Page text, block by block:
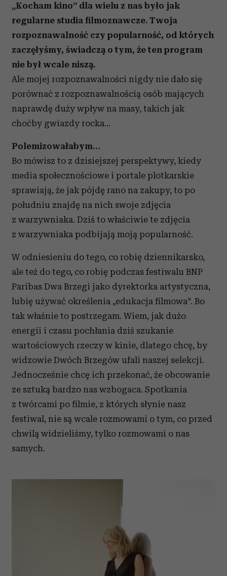
„Kocham kino” dla wielu z nas było jak
regularne studia filmoznawcze. Twoja
rozpoznawalność czy popularność, od których
zaczęłyśmy, świadczą o tym, że ten program
nie był wcale niszą.
Ale mojej rozpoznawalności nigdy nie dało się
porównać z rozpoznawalnością osób mających
naprawdę duży wpływ na masy, takich jak
choćby gwiazdy rocka…
Polemizowałabym…
Bo mówisz to z dzisiejszej perspektywy, kiedy
media społecznościowe i portale plotkarskie
sprawiają, że jak pójdę rano na zakupy, to po
południu znajdę na nich swoje zdjęcia
z warzywniaka. Dziś to właściwie te zdjęcia
z warzywniaka podbijają moją popularność.
W odniesieniu do tego, co robię dziennikarsko,
ale też do tego, co robię podczas festiwalu BNP
Paribas Dwa Brzegi jako dyrektorka artystyczna,
lubię używać określenia „edukacja filmowa”. Bo
tak właśnie to postrzegam. Wiem, jak dużo
energii i czasu pochłania dziś szukanie
wartościowych rzeczy w kinie, dlatego chcę, by
widzowie Dwóch Brzegów ufali naszej selekcji.
Jednocześnie chcę ich przekonać, że obcowanie
ze sztuką bardzo nas wzbogaca. Spotkania
z twórcami po filmie, z których słynie nasz
festiwal, nie są wcale rozmowami o tym, co przed
chwilą widzieliśmy, tylko rozmowami o nas
samych.